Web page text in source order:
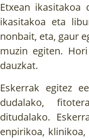
Etxean
ikasitakoa eta
nonbait, eta, gaur
muzin egiten.
dauzkat.
Eskerrak egitez
dudalako,
ditudalako.
enpirikoa,